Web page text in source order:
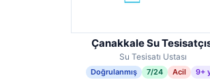
Çanakkale Su
Su Tesisatı Ustası
Doğrulanmış 7/24 Acil
9+